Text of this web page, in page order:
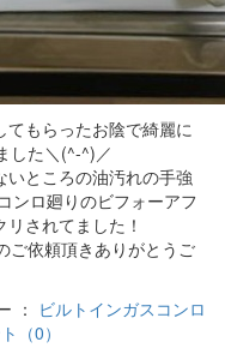
もらったお陰で綺麗に
した＼(^-^)／
ところの油汚れの手強
ンロ廻りのビフォーアフ
されてました！
ご依頼頂きありがとうご
： ビルトインガスコンロ
（0）